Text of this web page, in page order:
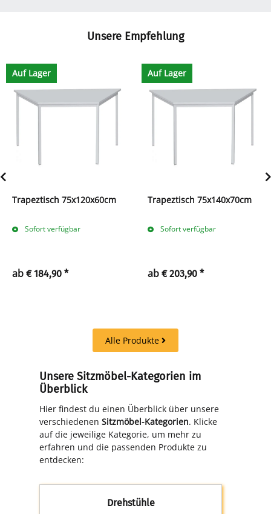
Unsere Empfehlung
Auf Lager
Trapeztisch 75x120x60cm
Sofort verfügbar
ab € 184,90 *
Auf Lager
Trapeztisch 75x140x70cm
Sofort verfügbar
ab € 203,90 *
Alle Produkte
Unsere Sitzmöbel-Kategorien im
Überblick
Hier findest du einen Überblick über unsere
verschiedenen Sitzmöbel-Kategorien. Klicke
auf die jeweilige Kategorie, um mehr zu
erfahren und die passenden Produkte zu
entdecken:
Drehstühle